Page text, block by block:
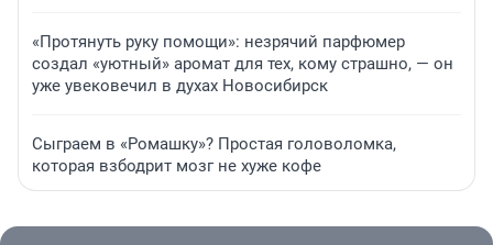
«Протянуть руку помощи»: незрячий парфюмер
создал «уютный» аромат для тех, кому страшно, — он
уже увековечил в духах Новосибирск
Сыграем в «Ромашку»? Простая головоломка,
которая взбодрит мозг не хуже кофе